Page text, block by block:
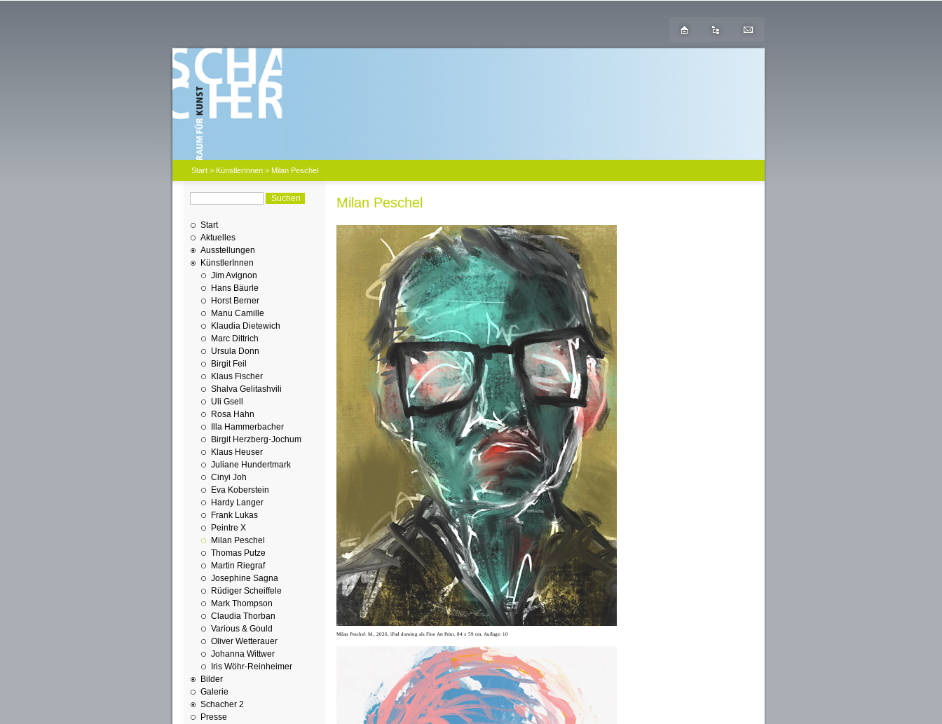
Start> KünstlerInnen> Milan Peschel
Start
Aktuelles
Ausstellungen
KünstlerInnen
Jim Avignon
Hans Bäurle
Horst Berner
Manu Camille
Klaudia Dietewich
Marc Dittrich
Ursula Donn
Birgit Feil
Klaus Fischer
Shalva Gelitashvili
Uli Gsell
Rosa Hahn
Illa Hammerbacher
Birgit Herzberg-Jochum
Klaus Heuser
Juliane Hundertmark
Cinyi Joh
Eva Koberstein
Hardy Langer
Frank Lukas
Peintre X
Milan Peschel
Thomas Putze
Martin Riegraf
Josephine Sagna
Rüdiger Scheiffele
Mark Thompson
Claudia Thorban
Various & Gould
Oliver Wetterauer
Johanna Wittwer
Iris Wöhr-Reinheimer
Bilder
Galerie
Schacher 2
Presse
Milan Peschel
Milan Peschel: M., 2026, iPad drawing als Fine Art Print, 84 x 59 cm, Auflage: 10